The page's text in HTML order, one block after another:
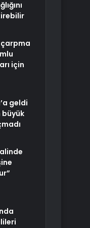
çarpma
için
geldi
büyük